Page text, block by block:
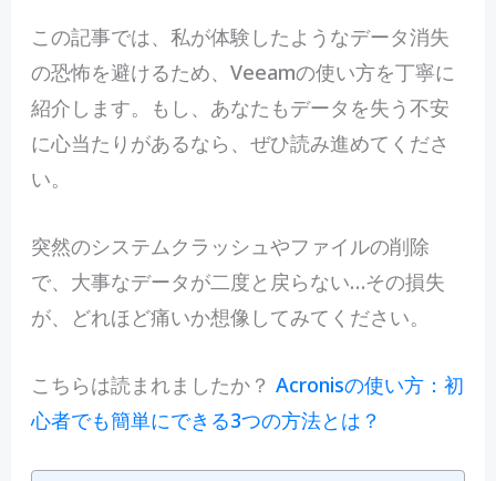
この記事では、私が体験したようなデータ消失
の恐怖を避けるため、Veeamの使い方を丁寧に
紹介します。もし、あなたもデータを失う不安
に心当たりがあるなら、ぜひ読み進めてくださ
い。
突然のシステムクラッシュやファイルの削除
で、大事なデータが二度と戻らない…その損失
が、どれほど痛いか想像してみてください。
こちらは読まれましたか？ Acronisの使い方：初
心者でも簡単にできる3つの方法とは？